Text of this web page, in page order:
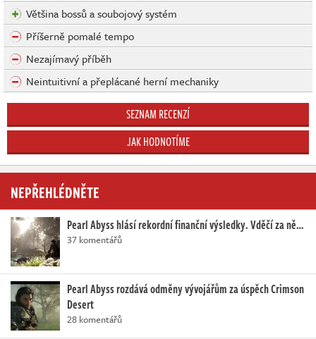
Většina bossů a soubojový systém
Příšerně pomalé tempo
Nezajímavý příběh
Neintuitivní a přeplácané herní mechaniky
SEZNAM RECENZÍ
JAK HODNOTÍME
NEPŘEHLÉDNĚTE
Pearl Abyss hlásí rekordní finanční výsledky. Vděčí za ně…
37 komentářů
Pearl Abyss rozdává odměny vývojářům za úspěch Crimson
Desert
28 komentářů